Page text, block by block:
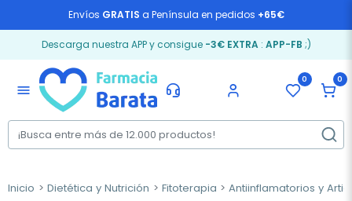
Envíos GRATIS a Península en pedidos +65€
Descarga nuestra APP y consigue -3€ EXTRA: APP-FB ;)
menu
0 0
Inicio Dietética y Nutrición Fitoterapia Antiinflamatorios y